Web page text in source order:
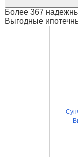
Более 367
Выгодные